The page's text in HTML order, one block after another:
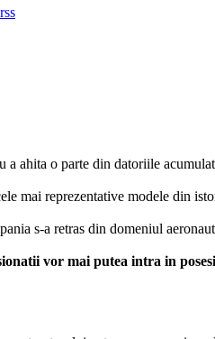
a ahita o parte din datoriile
mai reprezentative modele din
s-a retras din domeniul
vor mai putea intra in